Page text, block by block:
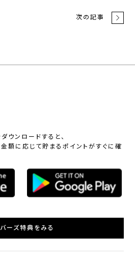
次の記事
ウンロードすると、
額に応じて貯まるポイントがすぐに確
ーズ特典をみる